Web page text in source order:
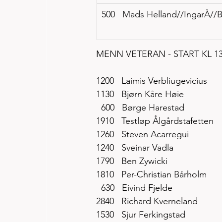
500   Mads
MENN VETERAN - START KL
1200   Laimis Verbliugevicius
1130   Bjørn Kåre Høie
  600   Børge Harestad
1910   Testløp Ålgårdstafetten
1260   Steven Acarregui
1240   Sveinar Vadla
1790   Ben Zywicki
1810   Per-Christian Bårholm
  630   Eivind Fjelde
2840   Richard Kverneland
1530   Sjur Ferkingstad